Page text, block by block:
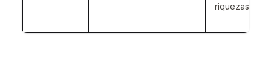
riquezas.